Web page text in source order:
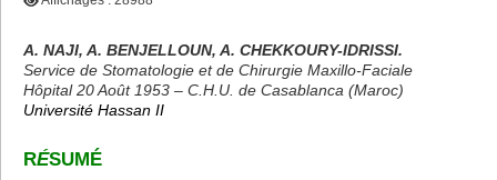
A. NAJI, A. BENJELLOUN, A. CHEKKOURY-IDRISSI.
Service de Stomatologie et de Chirurgie Maxillo-Faciale
Hôpital 20 Août 1953 – C.H.U. de Casablanca (Maroc)
Université Hassan II
RÉSUMÉ